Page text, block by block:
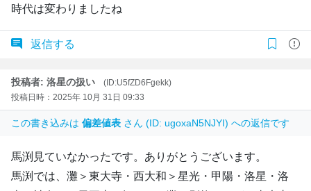
時代は変わりましたね
返信する
投稿者: 洛星の扱い
(ID:U5fZD6Fgekk)
投稿日時：2025年 10月 31日 09:33
この書き込みは 偏差値表 さん (ID: ugoxaN5NJYI) への返信です
馬渕見ていなかったです。ありがとうございます。
馬渕では、灘＞東大寺・西大和＞星光・甲陽・洛星・洛